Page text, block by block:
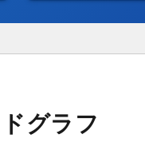
グラフ